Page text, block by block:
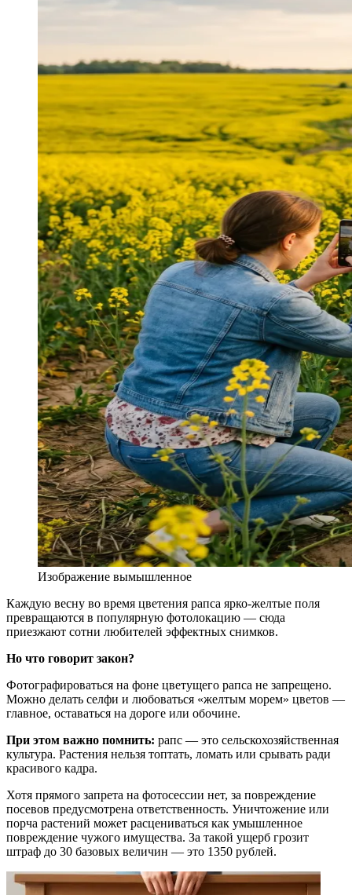
Изображение вымышленное
Каждую весну во время цветения рапса ярко-желтые поля
превращаются в популярную фотолокацию — сюда
приезжают сотни любителей эффектных снимков.
Но что говорит закон?
Фотографироваться на фоне цветущего рапса не запрещено.
Можно делать селфи и любоваться «желтым морем» цветов —
главное, оставаться на дороге или обочине.
При этом важно помнить: рапс — это сельскохозяйственная
культура. Растения нельзя топтать, ломать или срывать ради
красивого кадра.
Хотя прямого запрета на фотосессии нет, за повреждение
посевов предусмотрена ответственность. Уничтожение или
порча растений может расцениваться как умышленное
повреждение чужого имущества. За такой ущерб грозит
штраф до 30 базовых величин — это 1350 рублей.